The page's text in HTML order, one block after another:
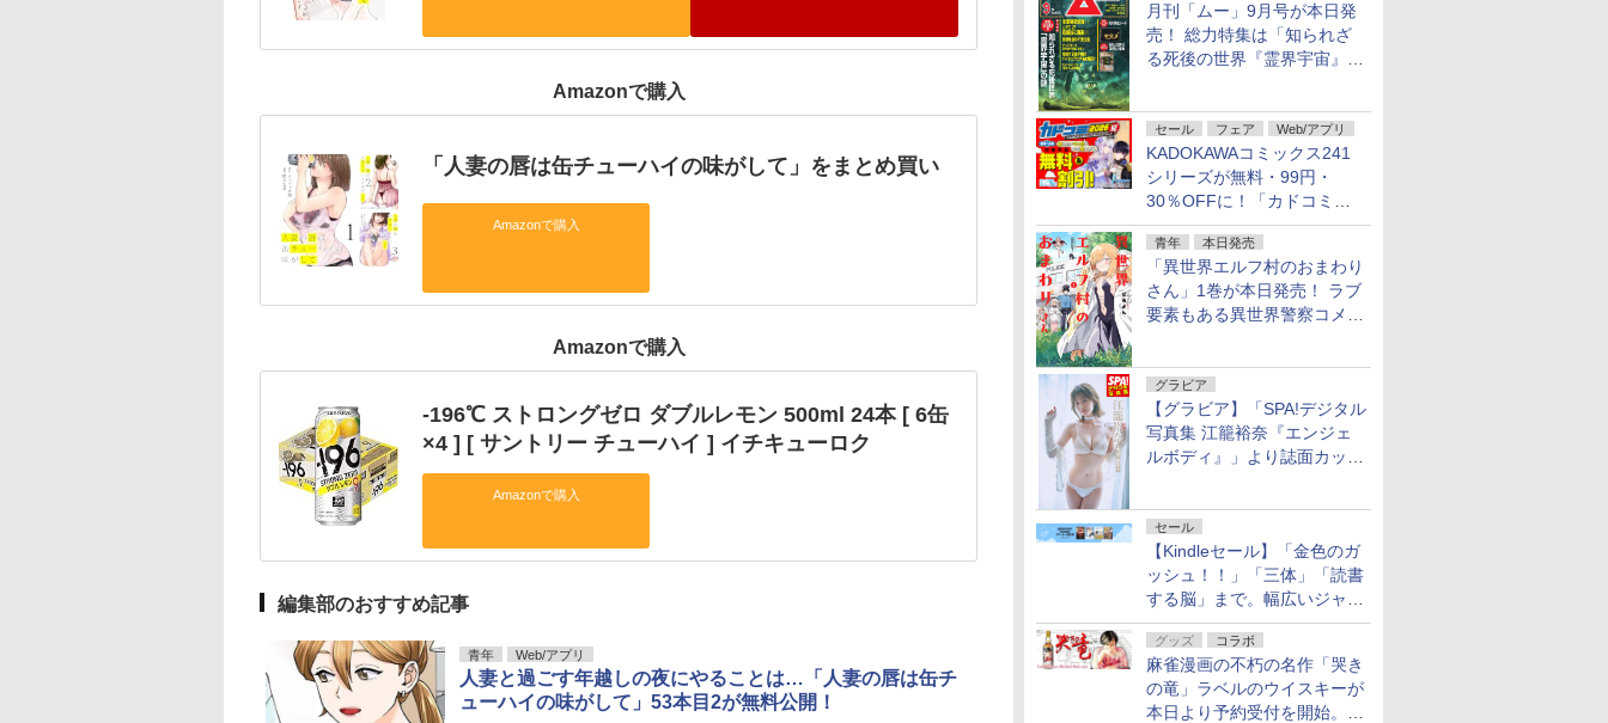
月刊「ムー」9月号が本日発
売！ 総力特集は「知られざ
る死後の世界『霊界宇宙』の
セール フェア Web/アプリ
KADOKAWAコミックス241
シリーズが無料・99円・
30％OFFに！「カドコミフ
ェア 2026」第2弾が開催中！
青年 本日発売
「異世界エルフ村のおまわり
さん」1巻が本日発売！ ラブ
要素もある異世界警察コメデ
グラビア
【グラビア】「SPA!デジタル
写真集 江籠裕奈『エンジェ
ルボディ』」より誌面カット
セール
【Kindleセール】「金色のガ
ッシュ！！」「三体」「読書
する脳」まで。幅広いジャン
ルの電子書籍が最大65％オ
フ！「Kindle本サマーセー
ル」第2弾が開催中！
グッズ コラボ
麻雀漫画の不朽の名作「哭き
の竜」ラベルのウイスキーが
本日より予約受付を開始。8
Amazonで購入
「人妻の唇は缶チューハイの味がして」をまとめ買い
Amazonで購入
Amazonで購入
-196℃ ストロングゼロ ダブルレモン 500ml 24本 [ 6缶
×4 ] [ サントリー チューハイ ] イチキューロク
Amazonで購入
編集部のおすすめ記事
青年 Web/アプリ
人妻と過ごす年越しの夜にやることは…「人妻の唇は缶チ
ューハイの味がして」53本目2が無料公開！